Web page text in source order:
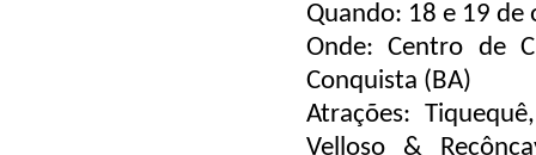
Quando: 18 e 19
Onde: Centro de
Conquista (BA)
Atrações:
Velloso &